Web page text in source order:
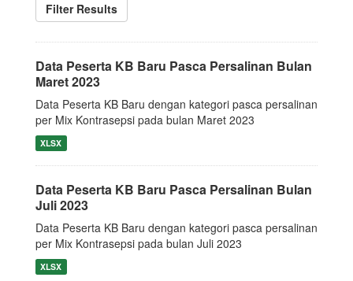
Filter Results
Data Peserta KB Baru Pasca Persalinan Bulan
Maret 2023
Data Peserta KB Baru dengan kategori pasca persalinan
per Mix Kontrasepsi pada bulan Maret 2023
XLSX
Data Peserta KB Baru Pasca Persalinan Bulan
Juli 2023
Data Peserta KB Baru dengan kategori pasca persalinan
per Mix Kontrasepsi pada bulan Juli 2023
XLSX